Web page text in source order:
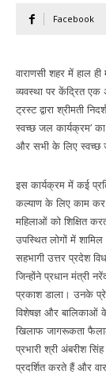
Facebook
वाराणसी शहर में हाल
व्यवस्था पर केंद्रित एक
ट्रस्ट द्वारा श्रीमती
स्वच्छ जल कार्यक्रम’
और सभी के लिए स्वच्छ
इस कार्यक्रम में कई
कल्याण के लिए काम कर
महिलाओं को शिक्षित
उपस्थित लोगों में
सहभागी उत्तर प्रदेश
जिन्होंने प्रधान मंत्री
प्रकाश डाला। उनके
विशेषज्ञ और बालिकाओं
खिलाफ जागरूकता
प्रभारी श्री अंबरीश
प्रदर्शित करते हैं और